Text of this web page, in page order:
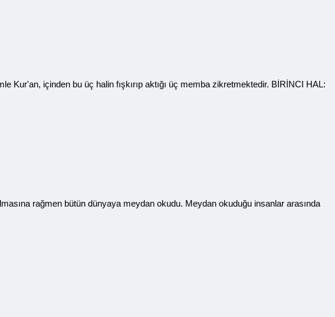
içinden bu üç halin fışkırıp aktığı üç memba zikretmektedir. BİRİNCI HAL:
rağmen bütün dünyaya meydan okudu. Meydan okuduğu insanlar arasında